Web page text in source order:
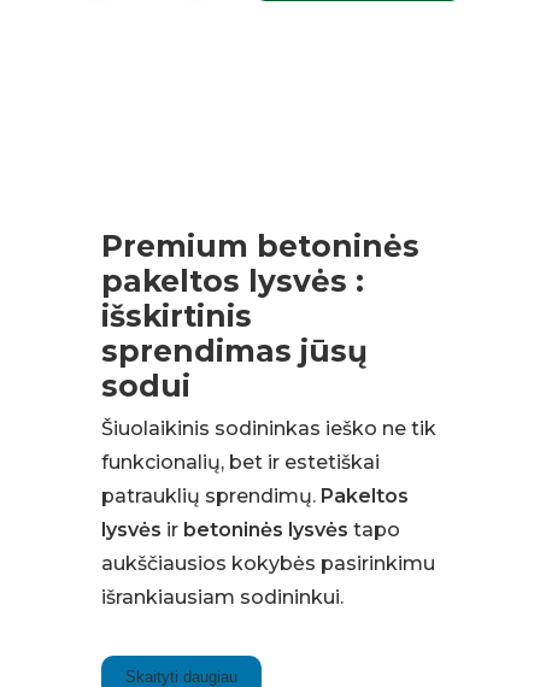
Premium betoninės
pakeltos lysvės :
išskirtinis
sprendimas jūsų
sodui
Šiuolaikinis sodininkas ieško ne tik
funkcionalių, bet ir estetiškai
patrauklių sprendimų. Pakeltos
lysvės ir betoninės lysvės tapo
aukščiausios kokybės pasirinkimu
išrankiausiam sodininkui.
Skaityti daugiau